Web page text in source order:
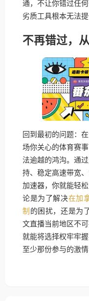
通，不让你错过任
劣质工具根本无法提
不再错过，
回到最初的问题：
场你关心的体育赛
法逾越的鸿沟。通
持、稳定高速带宽
加速器，你就能轻
论是为了解决在加
制 的困扰，还是为
文直播当前地区不
就能将选择权牢牢
至少那份参与的激